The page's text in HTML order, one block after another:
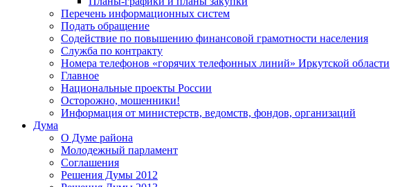
Перечень информационных систем
Подать обращение
Содействие по повышению финансовой грамотности населения
Служба по контракту
Номера телефонов «горячих телефонных линий» Иркутской области
Главное
Национальные проекты России
Осторожно, мошенники!
Информация от министерств, ведомств, фондов, организаций
Дума
О Думе района
Молодежный парламент
Соглашения
Решения Думы 2012